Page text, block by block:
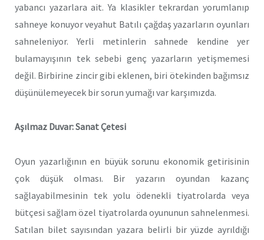
yabancı yazarlara ait. Ya klasikler tekrardan yorumlanıp
sahneye konuyor veyahut Batılı çağdaş yazarların oyunları
sahneleniyor. Yerli metinlerin sahnede kendine yer
bulamayışının tek sebebi genç yazarların yetişmemesi
değil. Birbirine zincir gibi eklenen, biri ötekinden bağımsız
düşünülemeyecek bir sorun yumağı var karşımızda.
Aşılmaz Duvar: Sanat Çetesi
Oyun yazarlığının en büyük sorunu ekonomik getirisinin
çok düşük olması. Bir yazarın oyundan kazanç
sağlayabilmesinin tek yolu ödenekli tiyatrolarda veya
bütçesi sağlam özel tiyatrolarda oyununun sahnelenmesi.
Satılan bilet sayısından yazara belirli bir yüzde ayrıldığı